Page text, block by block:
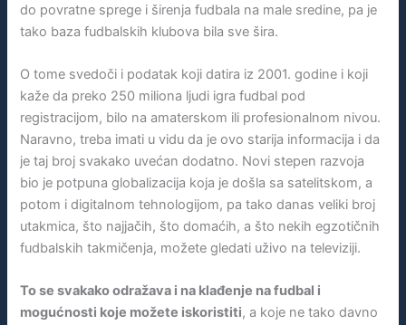
do povratne sprege i širenja fudbala na male sredine, pa je
tako baza fudbalskih klubova bila sve šira.
O tome svedoči i podatak koji datira iz 2001. godine i koji
kaže da preko 250 miliona ljudi igra fudbal pod
registracijom, bilo na amaterskom ili profesionalnom nivou.
Naravno, treba imati u vidu da je ovo starija informacija i da
je taj broj svakako uvećan dodatno. Novi stepen razvoja
bio je potpuna globalizacija koja je došla sa satelitskom, a
potom i digitalnom tehnologijom, pa tako danas veliki broj
utakmica, što najjačih, što domaćih, a što nekih egzotičnih
fudbalskih takmičenja, možete gledati uživo na televiziji.
To se svakako odražava i na klađenje na fudbal i
mogućnosti koje možete iskoristiti, a koje ne tako davno